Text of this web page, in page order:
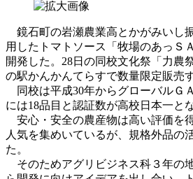
鏡石町の岩瀬農業高とかがみいし
用したトマトソース「牧場のあっＳ
開発した。28日の同校文化祭「力農
の駅かんかんてらすで数量限定販売
同校は平成30年からグローバルＧ
には18品目と認証数が高校日本一と
安心・安全の農産物は高い評価を
人気を集めいているが、規格外品の
た。
そのためアグリビジネス科３年の